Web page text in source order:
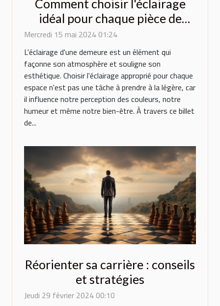
Comment choisir l'éclairage
idéal pour chaque pièce de
votre maison : conseils
pratiques et tendances
actuelles
Mercredi 15 mai 2024 01:24
L'éclairage d'une demeure est un élément qui
façonne son atmosphère et souligne son
esthétique. Choisir l'éclairage approprié pour chaque
espace n'est pas une tâche à prendre à la légère, car
il influence notre perception des couleurs, notre
humeur et même notre bien-être. À travers ce billet
de...
Réorienter sa carrière : conseils
et stratégies
Jeudi 29 février 2024 00:10